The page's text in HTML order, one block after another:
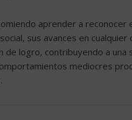
aprender a
sus avances en
de logro, contribuyendo a
mediocres